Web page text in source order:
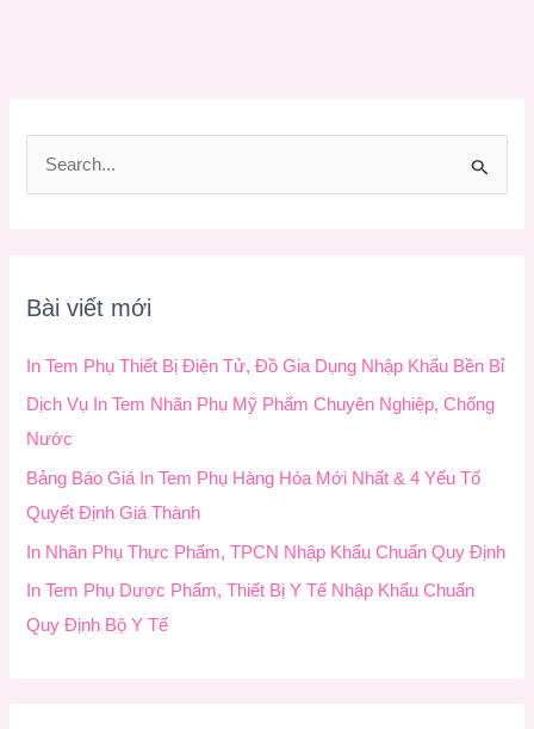
m
:
Bài viết mới
In Tem Phụ Thiết Bị Điện Tử, Đồ Gia Dụng Nhập Khẩu Bền Bỉ
Dịch Vụ In Tem Nhãn Phụ Mỹ Phẩm Chuyên Nghiệp, Chống
Nước
Bảng Báo Giá In Tem Phụ Hàng Hóa Mới Nhất & 4 Yếu Tố
Quyết Định Giá Thành
In Nhãn Phụ Thực Phẩm, TPCN Nhập Khẩu Chuẩn Quy Định
In Tem Phụ Dược Phẩm, Thiết Bị Y Tế Nhập Khẩu Chuẩn
Quy Định Bộ Y Tế